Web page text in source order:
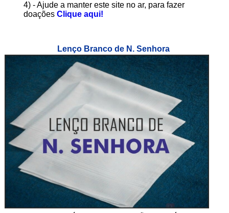
4) - Ajude a manter este site no ar, para fazer
doações Clique aqui!
Lenço Branco de N. Senhora